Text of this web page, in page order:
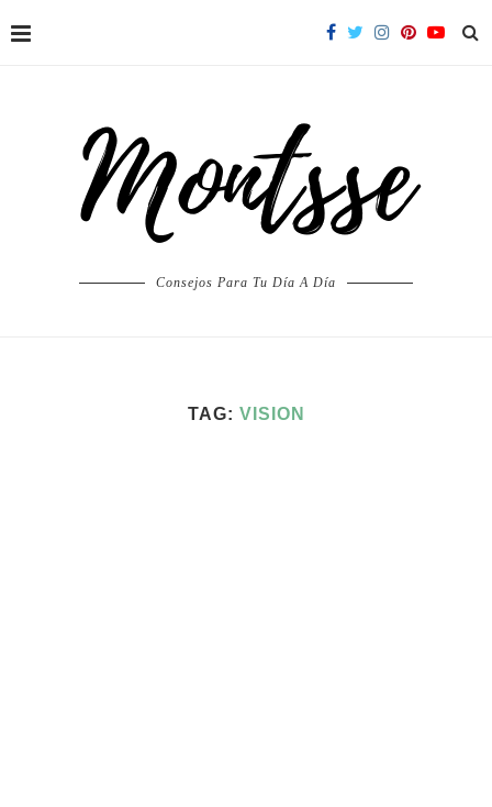
Consejos Para Tu Día A Día
TAG: VISION